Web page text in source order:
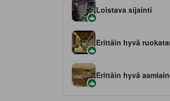
Loistava sijainti
Erittäin hyvä
Erittäin hyvä